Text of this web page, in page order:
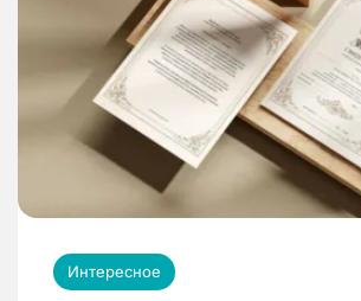
Интересное